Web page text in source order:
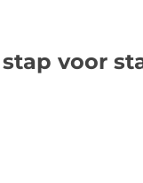
voor